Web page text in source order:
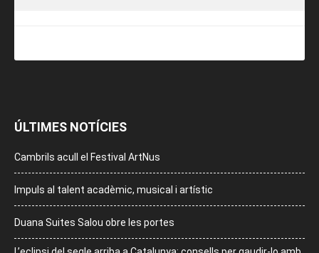
ÚLTIMES NOTÍCIES
Cambrils acull el Festival ArtNus
Impuls al talent acadèmic, musical i artístic
Duana Suites Salou obre les portes